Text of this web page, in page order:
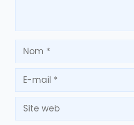
Nom
mail
Site
web